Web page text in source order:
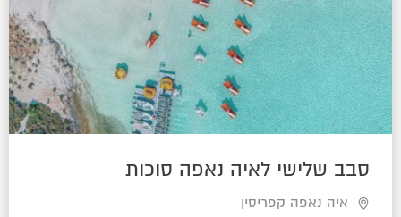
סבב שלישי לאיה נאפה סוכות
איה נאפה קפריסין